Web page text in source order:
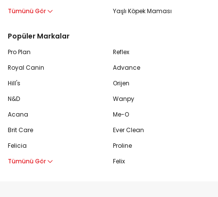
Tümünü Gör
Yaşlı Köpek Maması
Popüler Markalar
Pro Plan
Royal Canin
Hill's
N&D
Acana
Brit Care
Felicia
Tümünü Gör
Reflex
Advance
Orijen
Wanpy
Me-O
Ever Clean
Proline
Felix